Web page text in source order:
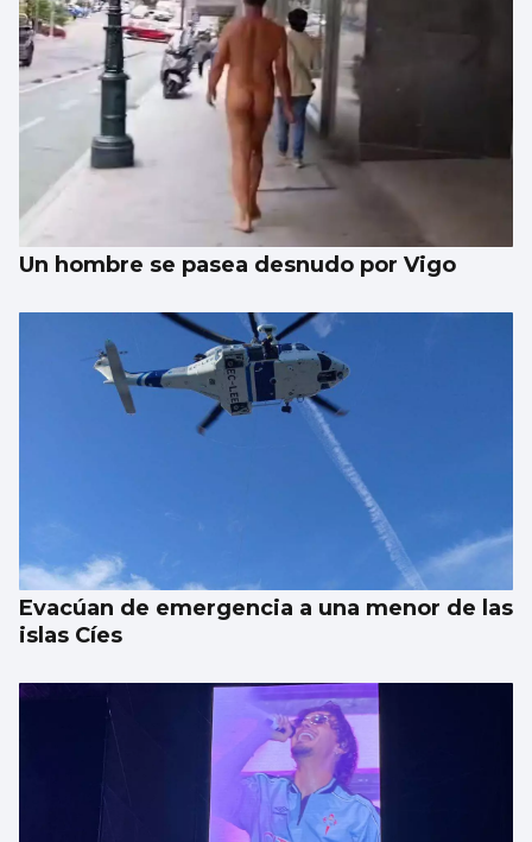
La UE lanza una campaña de ahorro
energético doméstico
Un hombre se pasea desnudo por Vigo
Evacúan de emergencia a una menor de las
islas Cíes